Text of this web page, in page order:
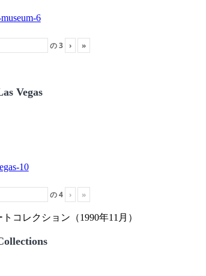
の3 › »
Vegas
の4 › »
コレクション（1990年11月）